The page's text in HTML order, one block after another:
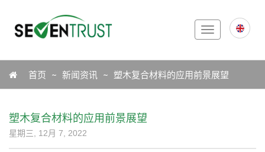
Toggle
navigation
Icon首页 新闻资讯 塑木复合材料的应用前景展望
塑木复合材料的应用前景展望
星期三, 12月 7, 2022